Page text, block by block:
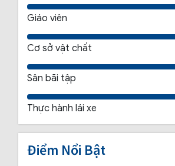
Giáo viên
Cơ sở vật chất
Sân bãi tập
Thực hành lái xe
Điểm Nổi Bật